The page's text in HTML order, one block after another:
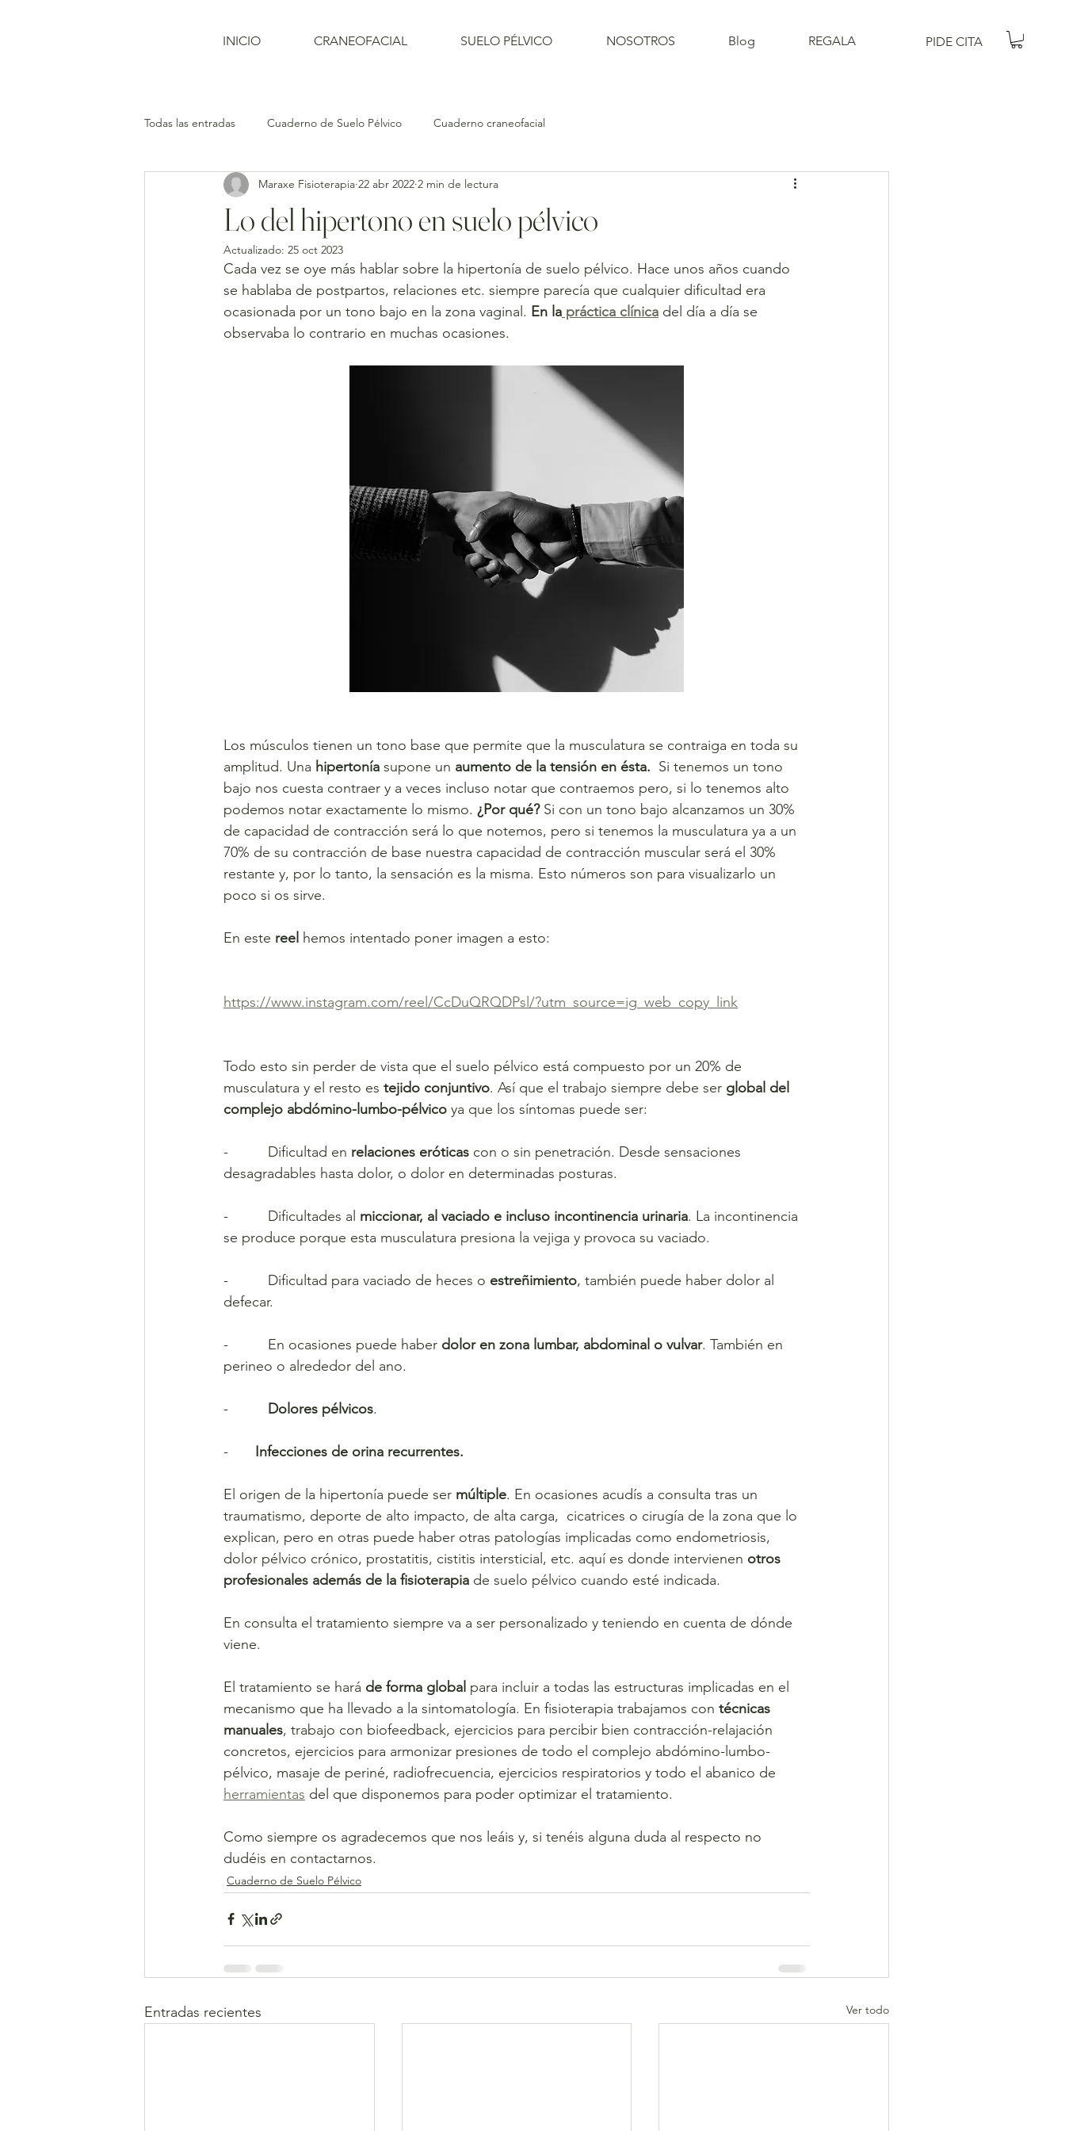
INICIO CRANEOFACIAL SUELO PÉLVICO NOSOTROS Blog REGALA PIDE CITA
Todas las entradas Cuaderno de Suelo Pélvico Cuaderno craneofacial
Lo del hipertono en suelo pélvico
Maraxe Fisioterapia 22 abr 2022 2 min de lectura
Actualizado: 25 oct 2023
Cada vez se oye más hablar sobre la hipertonía de suelo pélvico. Hace unos años cuando
se hablaba de postpartos, relaciones etc. siempre parecía que cualquier dificultad era
ocasionada por un tono bajo en la zona vaginal. En la práctica clínica del día a día se
observaba lo contrario en muchas ocasiones.
Los músculos tienen un tono base que permite que la musculatura se contraiga en toda su
amplitud. Una hipertonía supone un aumento de la tensión en ésta.
  Si tenemos un tono
bajo nos cuesta contraer y a veces incluso notar que contraemos pero, si lo tenemos alto
podemos notar exactamente lo mismo. ¿Por qué? Si con un tono bajo alcanzamos un 30%
de capacidad de contracción será lo que notemos, pero si tenemos la musculatura ya a un
70% de su contracción de base nuestra capacidad de contracción muscular será el 30%
restante y, por lo tanto, la sensación es la misma. Esto números son para visualizarlo un
poco si os sirve.
En este reel hemos intentado poner imagen a esto:
https://www.instagram.com/reel/CcDuQRQDPsl/?utm_source=ig_web_copy_link
Todo esto sin perder de vista que el suelo pélvico está compuesto por un 20% de
musculatura y el resto es tejido conjuntivo. Así que el trabajo siempre debe ser global del
complejo abdómino-lumbo-pélvico ya que los síntomas puede ser:
-          Dificultad en relaciones eróticas con o sin penetración. Desde sensaciones
desagradables hasta dolor, o dolor en determinadas posturas.
-          Dificultades al miccionar, al vaciado e incluso incontinencia urinaria. La incontinencia
se produce porque esta musculatura presiona la vejiga y provoca su vaciado.
-          Dificultad para vaciado de heces o estreñimiento, también puede haber dolor al
defecar.
-          En ocasiones puede haber dolor en zona lumbar, abdominal o vulvar. También en
perineo o alrededor del ano.
- Dolores pélvicos.
Infecciones de orina recurrentes.
El origen de la hipertonía puede ser múltiple. En ocasiones acudís a consulta tras un
traumatismo, deporte de alto impacto, de alta carga,  cicatrices o cirugía de la zona que lo
explican, pero en otras puede haber otras patologías implicadas como endometriosis,
dolor pélvico crónico, prostatitis, cistitis intersticial, etc. aquí es donde intervienen otros
profesionales además de la fisioterapia de suelo pélvico cuando esté indicada.
En consulta el tratamiento siempre va a ser personalizado y teniendo en cuenta de dónde
viene.
El tratamiento se hará de forma global para incluir a todas las estructuras implicadas en el
mecanismo que ha llevado a la sintomatología. En fisioterapia trabajamos con técnicas
manuales, trabajo con biofeedback, ejercicios para percibir bien contracción-relajación
concretos, ejercicios para armonizar presiones de todo el complejo abdómino-lumbo-
pélvico, masaje de periné, radiofrecuencia, ejercicios respiratorios y todo el abanico de
herramientas del que disponemos para poder optimizar el tratamiento.
Como siempre os agradecemos que nos leáis y, si tenéis alguna duda al respecto no
dudéis en contactarnos.
Cuaderno de Suelo Pélvico
Entradas recientes Ver todo